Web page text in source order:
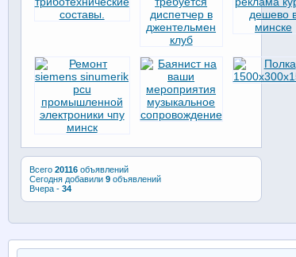
Всего 20116объявлений
Сегодня добавили 9объявлений
Вчера - 34